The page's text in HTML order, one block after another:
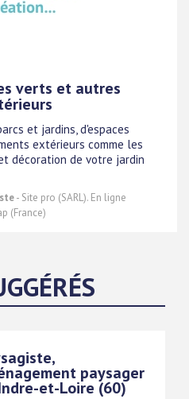
verts et autres
et jardins, d'espaces
extérieurs comme les
décoration de votre jardin
- Site pro (SARL). En ligne
(France)
paysager
et-Loire (60)